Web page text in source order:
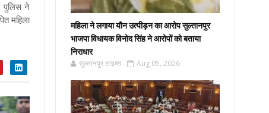
पुलिस ने
महिला
महिला ने लगाया यौन उत्पीड़न का आरोप सुल्तानपुर
भाजपा विधायक विनोद सिंह ने आरोपों को बताया
निराधार
सुल्तानपुर टाइम्स Aug 05, 2026